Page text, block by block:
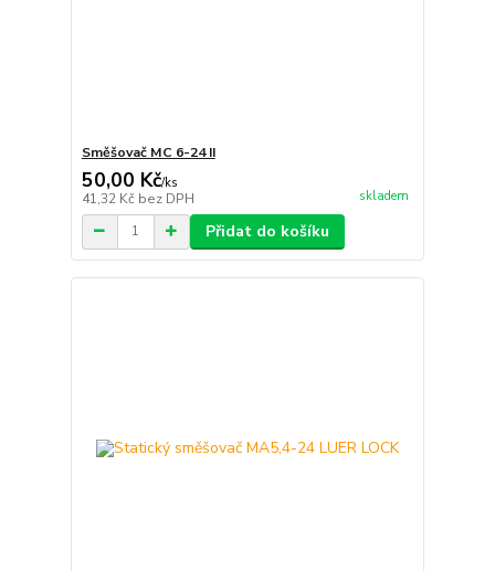
Směšovač MC 6-24 II
50,00 Kč/ks
41,32 Kč bez DPH skladem
Přidat do košíku